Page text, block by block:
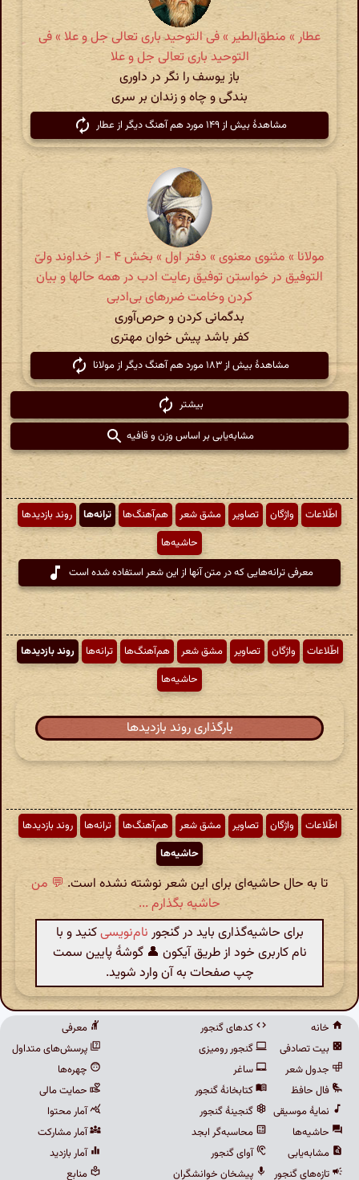
عطار » منطق‌الطیر » فی التوحید باری تعالی جل و علا » فی
التوحید باری تعالی جل و علا
باز یوسف را نگر در داوری
بندگی و چاه و زندان بر سری
مشاهدهٔ بیش از ۱۴۹ مورد هم آهنگ دیگر از عطار
مولانا » مثنوی معنوی » دفتر اول » بخش ۴ - از خداوند ولی‌ّ
التوفیق در خواستن توفیق رعایت ادب در همه حالها و بیان
کردن وخامت ضررهای بی‌ادبی
بدگمانی کردن و حرص‌آوری
کفر باشد پیش خوان مهتری
مشاهدهٔ بیش از ۱۸۳ مورد هم آهنگ دیگر از مولانا
بیشتر
مشابه‌یابی بر اساس وزن و قافیه
اطّلاعات واژگان تصاویر مشق شعر هم‌آهنگ‌ها ترانه‌ها
روند بازدیدها
حاشیه‌ها
معرفی ترانه‌هایی که در متن آنها از این شعر استفاده شده است
اطّلاعات واژگان تصاویر مشق شعر هم‌آهنگ‌ها ترانه‌ها
روند بازدیدها
حاشیه‌ها
بارگذاری روند بازدیدها
اطّلاعات واژگان تصاویر مشق شعر هم‌آهنگ‌ها ترانه‌ها
روند بازدیدها
حاشیه‌ها
تا به حال حاشیه‌ای برای این شعر نوشته نشده است. 💬 من
حاشیه بگذارم ...
برای حاشیه‌گذاری باید در گنجور نام‌نویسیکنید و با
نام کاربری خود از طریق آیکون 👤 گوشهٔ پایین سمت
چپ صفحات به آن وارد شوید.
خانه
بیت تصادفی
جدول شعر
فال حافظ
نمایهٔ موسیقی
حاشیه‌ها
مشابه‌یابی
تازه‌های گنجور
کدهای گنجور
گنجور رومیزی
ساغر
کتابخانهٔ گنجور
گنجینهٔ گنجور
محاسبه‌گر ابجد
آوای گنجور
پیشخان خوانشگران
معرفی
پرسش‌های متداول
چهره‌ها
حمایت مالی
آمار محتوا
آمار مشارکت
آمار بازدید
منابع